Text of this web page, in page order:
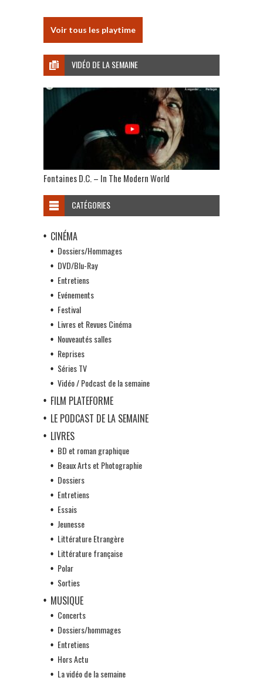
Voir tous les playtime
VIDÉO DE LA SEMAINE
Fontaines D.C. – In The Modern World
CATÉGORIES
CINÉMA
Dossiers/Hommages
DVD/Blu-Ray
Entretiens
Evénements
Festival
Livres et Revues Cinéma
Nouveautés salles
Reprises
Séries TV
Vidéo / Podcast de la semaine
FILM PLATEFORME
LE PODCAST DE LA SEMAINE
LIVRES
BD et roman graphique
Beaux Arts et Photographie
Dossiers
Entretiens
Essais
Jeunesse
Littérature Etrangère
Littérature française
Polar
Sorties
MUSIQUE
Concerts
Dossiers/hommages
Entretiens
Hors Actu
La vidéo de la semaine